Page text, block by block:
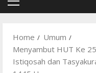
Primary
Home
Umum
Menyambut HUT Ke
Istiqosah dan